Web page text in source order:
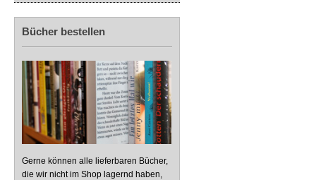
Bücher bestellen
Gerne können alle lieferbaren Bücher,
die wir nicht im Shop lagernd haben,